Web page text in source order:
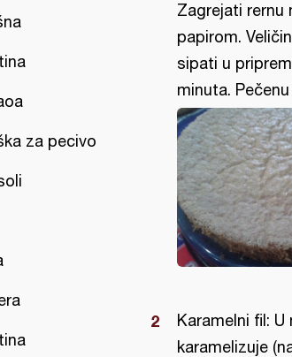
za pecivo
Zagrejati rernu
papirom.
sipati u
minuta.
Karamelni fil:
karamelizuje